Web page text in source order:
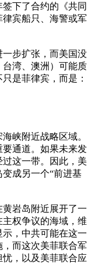
下了合约的《共同
宾船只、海警或军
步扩张，而美国没
湾、澳洲）可能质
是菲律宾，而是：
峡附近战略区域。
通道。如果未来发
这一带。因此，美
成另一个“前进基
岩岛附近展开了一
权争议的海域，维
，中共可能在这一
而这次美菲联合军
，以及美菲联合应